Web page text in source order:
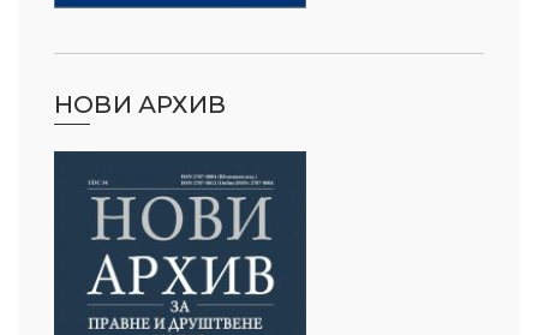
НОВИ АРХИВ